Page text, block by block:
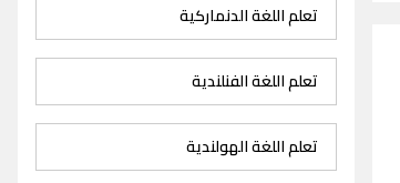
تعلم اللغة الدنماركية
تعلم اللغة الفنلندية
تعلم اللغة الهولندية